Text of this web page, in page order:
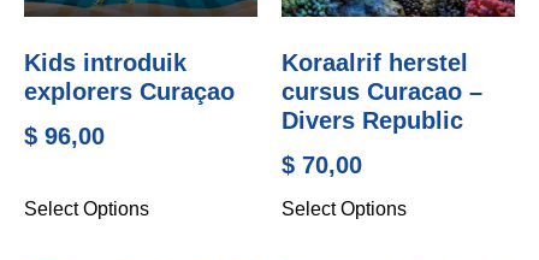
Kids introduik
explorers Curaçao
$ 96,00
Select Options
Koraalrif herstel
cursus Curacao –
Divers Republic
$ 70,00
Select Options